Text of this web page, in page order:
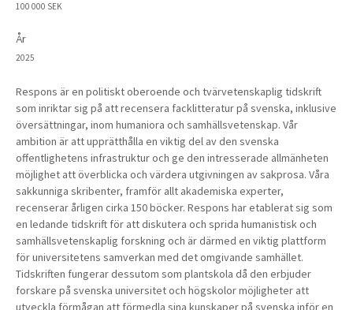
100 000 SEK
År
2025
Respons är en politiskt oberoende och tvärvetenskaplig tidskrift
som inriktar sig på att recensera facklitteratur på svenska, inklusive
översättningar, inom humaniora och samhällsvetenskap. Vår
ambition är att upprätthålla en viktig del av den svenska
offentlighetens infrastruktur och ge den intresserade allmänheten
möjlighet att överblicka och värdera utgivningen av sakprosa. Våra
sakkunniga skribenter, framför allt akademiska experter,
recenserar årligen cirka 150 böcker. Respons har etablerat sig som
en ledande tidskrift för att diskutera och sprida humanistisk och
samhällsvetenskaplig forskning och är därmed en viktig plattform
för universitetens samverkan med det omgivande samhället.
Tidskriften fungerar dessutom som plantskola då den erbjuder
forskare på svenska universitet och högskolor möjligheter att
utveckla förmågan att förmedla sina kunskaper på svenska inför en